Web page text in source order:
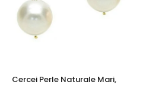
Cercei Perle Naturale Mari,